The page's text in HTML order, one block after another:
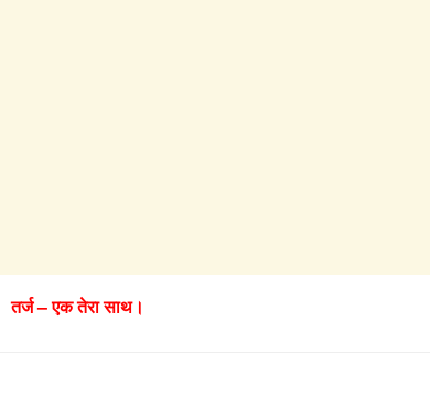
तर्ज – एक तेरा साथ।